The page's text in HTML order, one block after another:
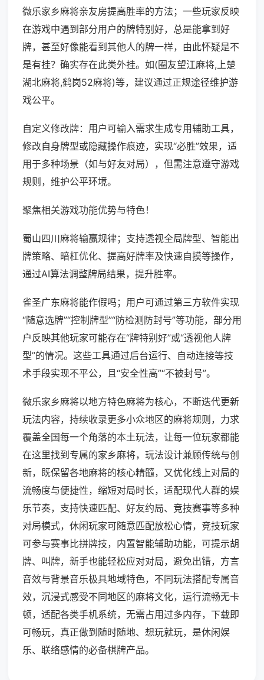
微乐家乡麻将亲友房提高胜率的方法；一些玩家反映
在游戏中遇到部分用户的牌特别好，总是能拿到好
牌，甚至好像能看到其他人的牌一样，由此怀疑是不
是有挂？确实存在此类外挂。如(圈友望江麻将,上楚
湖北麻将,鹤岗52麻将)等，建议通过正规途径维护游
戏公平。
自定义修改牌：用户可输入需求生成专用辅助工具，
修改自身牌型或隐藏操作痕迹，实现“必胜”效果，适
用于多种场景（如与好友对局），但需注意遵守游戏
规则，维护公平环境。
聚焦相关游戏功能优势与特色！
蜀山四川麻将输赢规律；支持透视全局牌型、智能出
牌策略、暗杠优化、提高好牌率及快速自摸等操作，
通过AI算法调整牌局结果，提升胜率。
雀圣广东麻将能作假吗；用户可通过第三方软件实现
“随意选牌”“控制牌型”“防检测防封号”等功能，部分用
户反映其他玩家可能存在“牌特别好”或“透视他人牌
型”的情况。这些工具通过后台运行、自动连接等技
术手段实现不平公，且“安全性高”“不被封号”。
微乐家乡麻将以地方特色麻将为核心，不断迭代更新
玩法内容，持续收录更多小众地区的麻将规则，力求
覆盖全国每一个角落的本土玩法，让每一位玩家都能
在这里找到专属的家乡麻将，玩法设计兼顾传统与创
新，既保留各地麻将的核心精髓，又优化线上对局的
流畅度与便捷性，缩短对局时长，适配现代人群的娱
乐节奏，支持快速匹配、好友约局、竞技赛事等多种
对局模式，休闲玩家可随意匹配放松心情，竞技玩家
可参与赛事比拼牌技，内置智能辅助功能，可提示胡
牌、叫牌，新手也能轻松应对对局，避免出错，方言
音效与背景音乐极具地域特色，不同玩法搭配专属音
效，沉浸式感受不同地区的麻将文化，运行流畅无卡
顿，适配各类手机系统，无需占用过多内存，下载即
可畅玩，真正做到随时随地、想玩就玩，是休闲娱
乐、联络感情的必备棋牌产品。